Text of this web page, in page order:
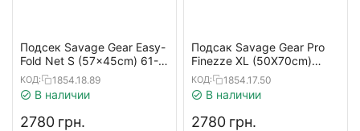
Подсек Savage Gear Easy-
Fold Net S (57x45cm) 61-
90cm
КОД: 1854.18.89
В наличии
‍2780‍ грн.
Подсак Savage Gear Pro
Finezze XL (50X70cm)
29cm плавающий
КОД: 1854.17.50
В наличии
‍2780‍ грн.